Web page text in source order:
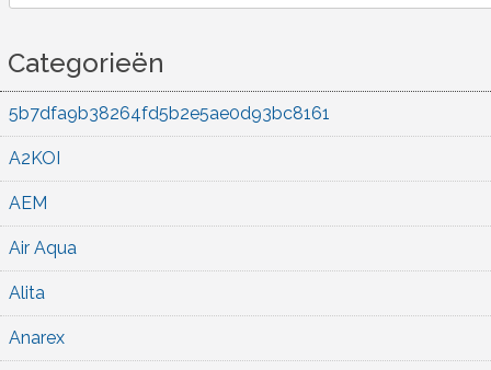
Categorieën
5b7dfa9b38264fd5b2e5ae0d93bc8161
A2KOI
AEM
Air Aqua
Alita
Anarex